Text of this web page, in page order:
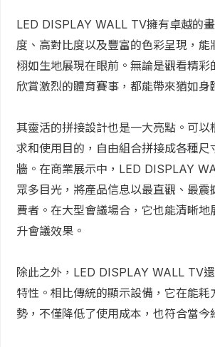
LED DISPLAY WALL TV擁有卓越的
度、高對比度以及豐富的色彩呈現，能
栩如生地展現在眼前。無論是觀看精彩
欣賞激烈的體育賽事，都能帶來猶如身
其靈活的拼接設計也是一大亮點。可以
求和使用目的，自由組合拼接成各種尺
牆。在商業展示中，LED DISPLAY
眾多目光，將產品信息以最直觀、最震
費者。在大型會議場合，它也能清晰地
升會議效果。
除此之外，LED DISPLAY WALL TV
特性。相比傳統的顯示設備，它在能耗
勢，不僅降低了使用成本，也符合當今